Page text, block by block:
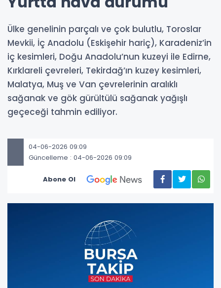
Ülke genelinin parçalı ve çok bulutlu, Toroslar
Mevkii, İç Anadolu (Eskişehir hariç), Karadeniz’in
iç kesimleri, Doğu Anadolu’nun kuzeyi ile Edirne,
Kırklareli çevreleri, Tekirdağ’ın kuzey kesimleri,
Malatya, Muş ve Van çevrelerinin aralıklı
sağanak ve gök gürültülü sağanak yağışlı
geçeceği tahmin ediliyor.
04-06-2026 09:09
Güncelleme : 04-06-2026 09:09
Abone Ol